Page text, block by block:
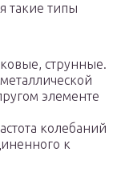
такие типы
струнные.
элементе
колебаний
к